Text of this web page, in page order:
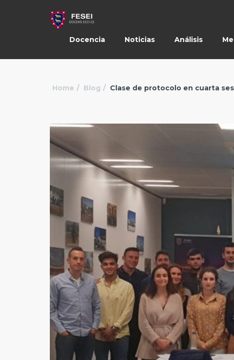
Docencia Noticias Análisis
Home Blog Clase de protocolo en cuarta